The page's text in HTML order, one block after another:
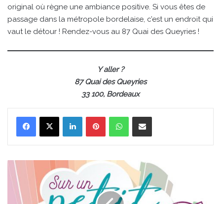
original où règne une ambiance positive. Si vous êtes de
passage dans la métropole bordelaise, c’est un endroit qui
vaut le détour ! Rendez-vous au 87 Quai des Queyries !
Y aller ?
87 Quai des Queyries
33 100, Bordeaux
LinkedinPinterestWhatsAppPartager par email
Festival
“Sur